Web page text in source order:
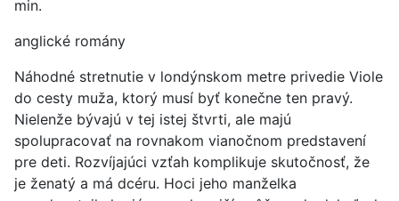
min.
anglické romány
Náhodné stretnutie v londýnskom metre privedie Viole
do cesty muža, ktorý musí byť konečne ten pravý.
Nielenže bývajú v tej istej štvrti, ale majú
spolupracovať na rovnakom vianočnom predstavení
pre deti. Rozvíjajúci vzťah komplikuje skutočnosť, že
je ženatý a má dcéru. Hoci jeho manželka